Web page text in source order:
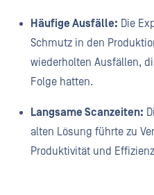
Häufige Ausfälle: Die
Schmutz in den
wiederholten Ausfällen,
Folge hatten.
Langsame Scanzeiten:
alten Lösung führte zu
Produktivität und